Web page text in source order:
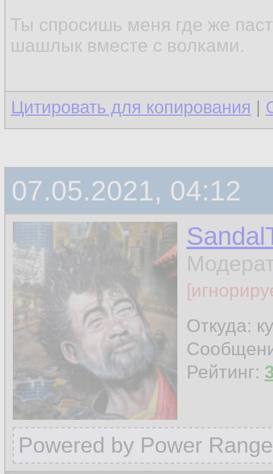
Ты спросишь меня где же
шашлык вместе с волками.
Цитировать для копирования |
07.05.2021, 04:12
Откуда:
Рейтинг:
Powered by Power